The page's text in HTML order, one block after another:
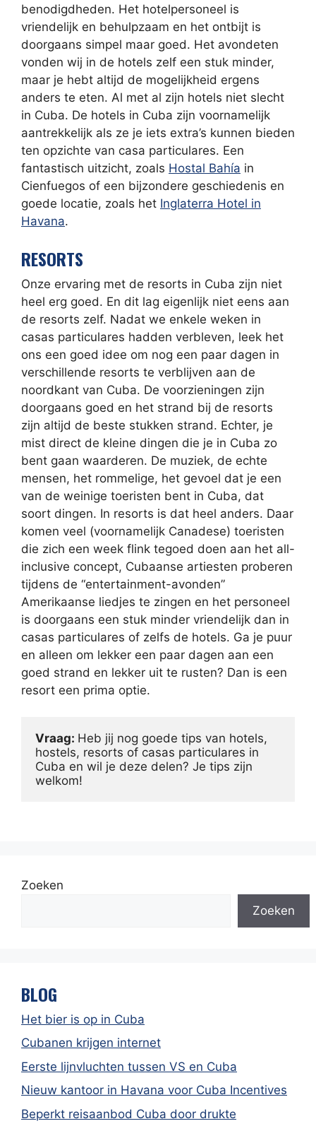
benodigdheden. Het hotelpersoneel is
vriendelijk en behulpzaam en het ontbijt is
doorgaans simpel maar goed. Het avondeten
vonden wij in de hotels zelf een stuk minder,
maar je hebt altijd de mogelijkheid ergens
anders te eten. Al met al zijn hotels niet slecht
in Cuba. De hotels in Cuba zijn voornamelijk
aantrekkelijk als ze je iets extra’s kunnen bieden
ten opzichte van casa particulares. Een
fantastisch uitzicht, zoals Hostal Bahía in
Cienfuegos of een bijzondere geschiedenis en
goede locatie, zoals het Inglaterra Hotel in
Havana.
RESORTS
Onze ervaring met de resorts in Cuba zijn niet
heel erg goed. En dit lag eigenlijk niet eens aan
de resorts zelf. Nadat we enkele weken in
casas particulares hadden verbleven, leek het
ons een goed idee om nog een paar dagen in
verschillende resorts te verblijven aan de
noordkant van Cuba. De voorzieningen zijn
doorgaans goed en het strand bij de resorts
zijn altijd de beste stukken strand. Echter, je
mist direct de kleine dingen die je in Cuba zo
bent gaan waarderen. De muziek, de echte
mensen, het rommelige, het gevoel dat je een
van de weinige toeristen bent in Cuba, dat
soort dingen. In resorts is dat heel anders. Daar
komen veel (voornamelijk Canadese) toeristen
die zich een week flink tegoed doen aan het all-
inclusive concept, Cubaanse artiesten proberen
tijdens de “entertainment-avonden”
Amerikaanse liedjes te zingen en het personeel
is doorgaans een stuk minder vriendelijk dan in
casas particulares of zelfs de hotels. Ga je puur
en alleen om lekker een paar dagen aan een
goed strand en lekker uit te rusten? Dan is een
resort een prima optie.
Vraag: Heb jij nog goede tips van hotels,
hostels, resorts of casas particulares in
Cuba en wil je deze delen? Je tips zijn
welkom!
Zoeken
Zoeken
BLOG
Het bier is op in Cuba
Cubanen krijgen internet
Eerste lijnvluchten tussen VS en Cuba
Nieuw kantoor in Havana voor Cuba Incentives
Beperkt reisaanbod Cuba door drukte